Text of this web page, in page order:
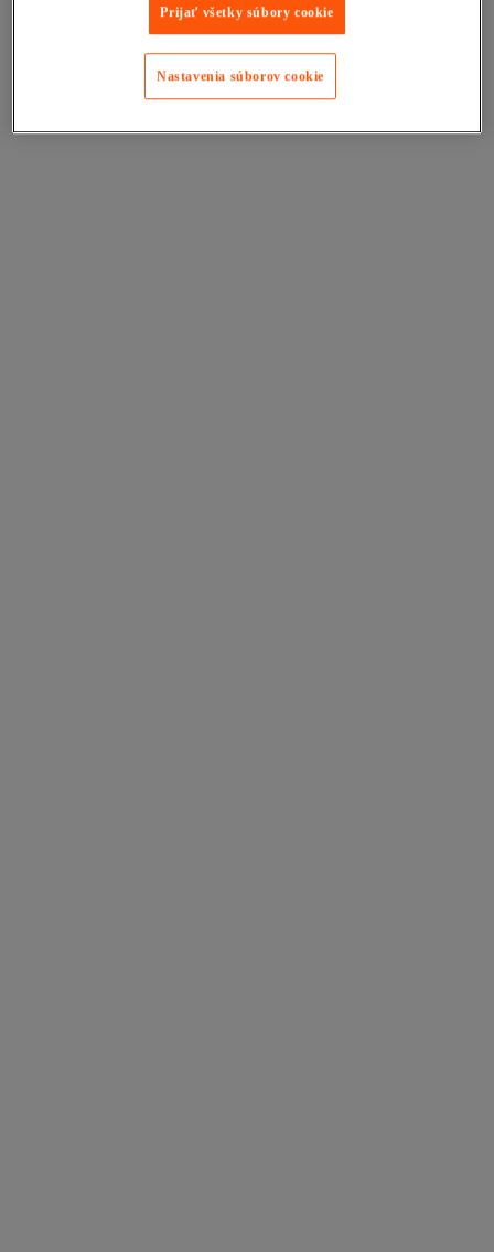
Prijať všetky súbory cookie
Nastavenia súborov cookie